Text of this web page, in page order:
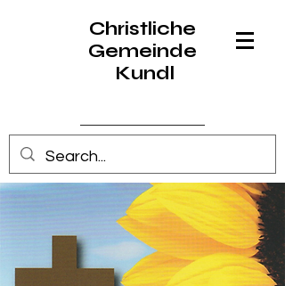
Christliche
Gemeinde
Kundl
Anmelden